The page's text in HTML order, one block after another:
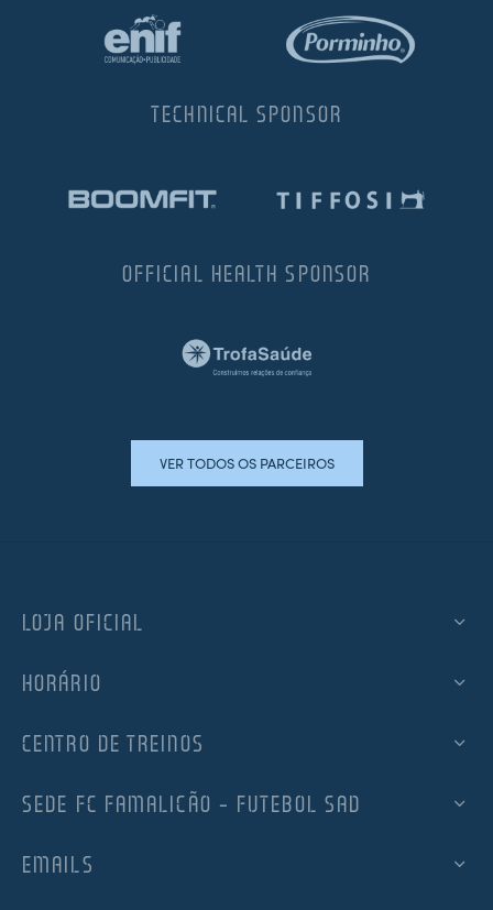
TECHNICAL SPONSOR
OFFICIAL HEALTH SPONSOR
VER TODOS OS PARCEIROS
LOJA OFICIAL
HORÁRIO
CENTRO DE TREINOS
SEDE FC FAMALICÃO – FUTEBOL SAD
EMAILS